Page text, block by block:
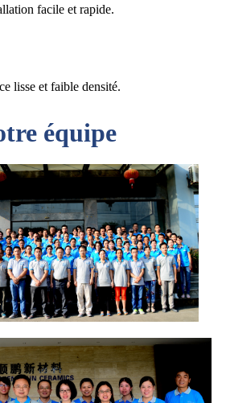
facile et rapide.
lisse et faible densité.
équipe